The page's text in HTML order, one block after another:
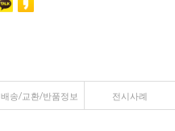
배송/교환/반품정보 전시사례